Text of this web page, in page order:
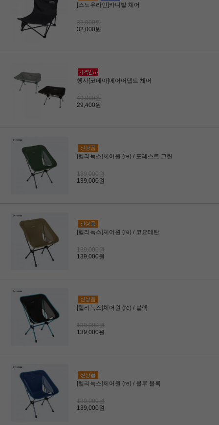
[스노우라인]카니발 체어
32,000원
32,000원
행사[코베아]에어어댑트 체어
49,000원
29,400원
[헬리녹스]체어원 (re) / 포레스트 그린
139,000원
139,000원
[헬리녹스]체어원 (re) / 코요테탄
139,000원
139,000원
[헬리녹스]체어원 (re) / 블랙
139,000원
139,000원
[헬리녹스]체어원 (re) / 블루 블록
139,000원
139,000원